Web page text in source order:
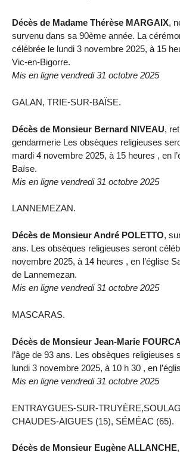
Décès de Madame Thérèse MARGAIX,
survenu dans sa 90ème année. La
célébrée le lundi 3 novembre 2025, à 15
Vic-en-Bigorre.
Mis en ligne vendredi 31 octobre 2025
GALAN, TRIE-SUR-BAÏSE.
Décès de Monsieur Bernard NIVEAU,
gendarmerie Les obsèques religieuses
mardi 4 novembre 2025, à 15 heures , en
Baïse.
Mis en ligne vendredi 31 octobre 2025
LANNEMEZAN.
Décès de Monsieur André POLETTO,
ans. Les obsèques religieuses seront
novembre 2025, à 14 heures , en l’église
de Lannemezan.
Mis en ligne vendredi 31 octobre 2025
MASCARAS.
Décès de Monsieur Jean-Marie
l’âge de 93 ans. Les obsèques religieuses
lundi 3 novembre 2025, à 10 h 30 , en
Mis en ligne vendredi 31 octobre 2025
ENTRAYGUES-SUR-
CHAUDES-AIGUES (15), SÉMÉAC (65).
Décès de Monsieur Eugène ALLANCHE